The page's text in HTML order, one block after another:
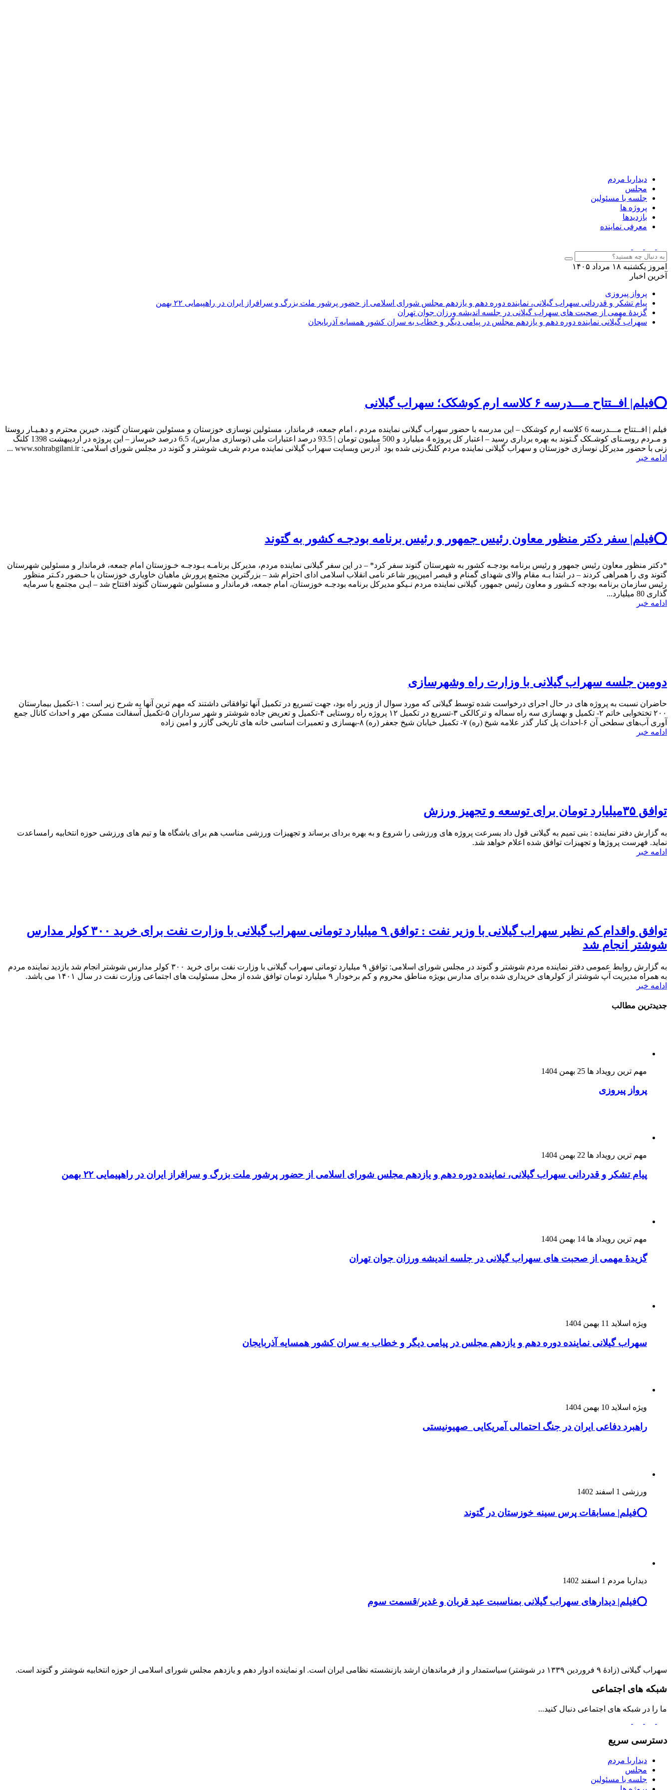
دیداربا مردم
مجلس
جلسه با مسئولین
پروژه ها
بازدیدها
معرفی نماینده
امروز یکشنبه ۱۸ مرداد ۱۴۰۵
آخرین اخبار
پرواز پیروزی
پیام تشکر و قدردانی سهراب گیلانی، نماینده دوره دهم و یازدهم مجلس شورای اسلامی از حضور پرشور ملت بزرگ و سرافراز ایران در راهپیمایی ۲۲ بهمن
گزیدهٔ مهمی از صحبت های سهراب گیلانی در جلسه اندیشه ورزان جوان تهران
سهراب گیلانی نماینده دوره دهم و یازدهم مجلس در پیامی دیگر و خطاب به سران کشور همسایه آذربایجان
⭕️فیلم| افــتتاح مـــدرسه ۶ کلاسه ارم کوشکک؛ سهراب گیلانی
فیلم | افــتتاح مـــدرسه 6 کلاسه ارم کوشکک – این مدرسه با حضور سهراب گیلانی نماینده مردم ، امام جمعه، فرماندار، مسئولین نوسازی خوزستان و مسئولین شهرستان گتوند، خیرین محترم و دهـیـار روستا
و مـردم روسـتای کوشـکک گـتوند به بهره برداری رسید – اعتبار کل پروژه 4 میلیارد و 500 میلیون تومان | 93.5 درصد اعتبارات ملی (نوسازی مدارس)، 6.5 درصد خیرساز – این پروژه در اردیبهشت 1398 کلنگ
زنی با حضور مدیرکل نوسازی خوزستان و سهراب گیلانی نماینده مردم کلنگ‌زنی شده بود ️ آدرس وبسایت سهراب گیلانی نماینده مردم شریف شوشتر و گتوند در مجلس شورای اسلامی: www.sohrabgilani.ir ️...
ادامه خبر
⭕️فیلم| سفر دکتر منظور معاون رئیس جمهور و رئیس برنامه بودجـه کشور به گتوند
*دکتر منظور معاون رئیس جمهور و رئیس برنامه بودجـه کشور به شهرستان گتوند سفر کرد* – در این سفر گیلانی نماینده مردم، مدیرکل برنامـه بـودجـه خـوزستان امام جمعه، فرماندار و مسئولین شهرستان
گتوند وی را همراهی کردند – در ابتدا بـه مقام والای شهدای گمنام و قیصر امین‌پور شاعر نامی انقلاب اسلامی ادای احترام شد – بزرگترین مجتمع پرورش ماهیان خاویاری خوزستان با حـضور دکـتر منظور
رئیس سازمان برنامه بودجه کـشور و معاون رئیس جمهور، گیلانی نماینده مردم نـیکو مدیرکل برنامه بودجـه خوزستان، امام جمعه، فرماندار و مسئولین شهرستان گتوند افتتاح شد – ایـن مجتمع با سرمایه
گذاری 80 میلیارد...
ادامه خبر
دومین جلسه سهراب گیلانی با وزارت راه وشهرسازی
حاضران نسبت به پروژه های در حال اجرای درخواست شده توسط گیلانی که مورد سوال از وزیر راه بود، جهت تسریع در تکمیل آنها توافقاتی داشتند که مهم ترین آنها به شرح زیر است : ۱-تکمیل بیمارستان
۲۰۰ تختخوابی خاتم ۲- تکمیل و بهسازی سه راه سماله و ترکالکی ۳-تسریع در تکمیل ۱۲ پروژه راه روستایی ۴-تکمیل و تعریض جاده شوشتر و شهر سرداران ۵-تکمیل آسفالت مسکن مهر و احداث کانال جمع
آوری آب‌های سطحی آن ۶-احداث پل کنار گذر علامه شیخ (ره) ۷- تکمیل خیابان شیخ جعفر (ره) ۸-بهسازی و تعمیرات اساسی خانه های تاریخی گازر و امین زاده
ادامه خبر
توافق ۳۵میلیارد تومان برای توسعه و تجهیز ورزش
به گزارش دفتر نماینده : بنی تمیم به گیلانی قول داد بسرعت پروژه های ورزشی را شروع و به بهره بردای برساند و تجهیزات ورزشی مناسب هم برای باشگاه ها و تیم های ورزشی حوزه انتخابیه رامساعدت
نماید. فهرست پروژها و تجهیزات توافق شده اعلام خواهد شد.
ادامه خبر
توافق واقدام کم نظیر سهراب گیلانی با وزیر نفت : توافق ۹ میلیارد تومانی سهراب گیلانی با وزارت نفت برای خرید ۳۰۰ کولر مدارس
شوشتر انجام شد
به گزارش روابط عمومی دفتر نماینده مردم شوشتر و گنوند در مجلس شورای اسلامی: توافق ۹ میلیارد تومانی سهراب گیلانی با وزارت نفت برای خرید ۳۰۰ کولر مدارس شوشتر انجام شد بازدید نماینده مردم
به همراه مدیریت آپ شوشتر از کولرهای خریداری شده برای مدارس بویژه مناطق محروم و کم برخودار ۹ میلیارد تومان توافق شده از محل مسئولیت های اجتماعی وزارت نفت در سال ۱۴۰۱ می باشد.
ادامه خبر
جدیدترین مطالب
مهم ترین رویداد ها 25 بهمن 1404
پرواز پیروزی
مهم ترین رویداد ها 22 بهمن 1404
پیام تشکر و قدردانی سهراب گیلانی، نماینده دوره دهم و یازدهم مجلس شورای اسلامی از حضور پرشور ملت بزرگ و سرافراز ایران در راهپیمایی ۲۲ بهمن
مهم ترین رویداد ها 14 بهمن 1404
گزیدهٔ مهمی از صحبت های سهراب گیلانی در جلسه اندیشه ورزان جوان تهران
ویژه اسلاید 11 بهمن 1404
سهراب گیلانی نماینده دوره دهم و یازدهم مجلس در پیامی دیگر و خطاب به سران کشور همسایه آذربایجان
ویژه اسلاید 10 بهمن 1404
راهبرد دفاعی ایران در جنگ احتمالی آمریکایی_صهیونیستی
ورزشی 1 اسفند 1402
⭕️فیلم| مسابقات پرس سینه خوزستان در گتوند
دیداربا مردم 1 اسفند 1402
⭕️فیلم| دیدارهای سهراب گیلانی بمناسبت عید قربان و غدیر/قسمت سوم
سهراب گیلانی (زادۀ ۹ فروردین ۱۳۳۹ در شوشتر) سیاستمدار و از فرماندهان ارشد بازنشسته نظامی ایران است. او نماینده ادوار دهم و یازدهم مجلس شورای اسلامی از حوزه انتخابیه شوشتر و گتوند است.
شبکه های اجتماعی
ما را در شبکه های اجتماعی دنبال کنید...
دسترسی سریع
دیداربا مردم
مجلس
جلسه با مسئولین